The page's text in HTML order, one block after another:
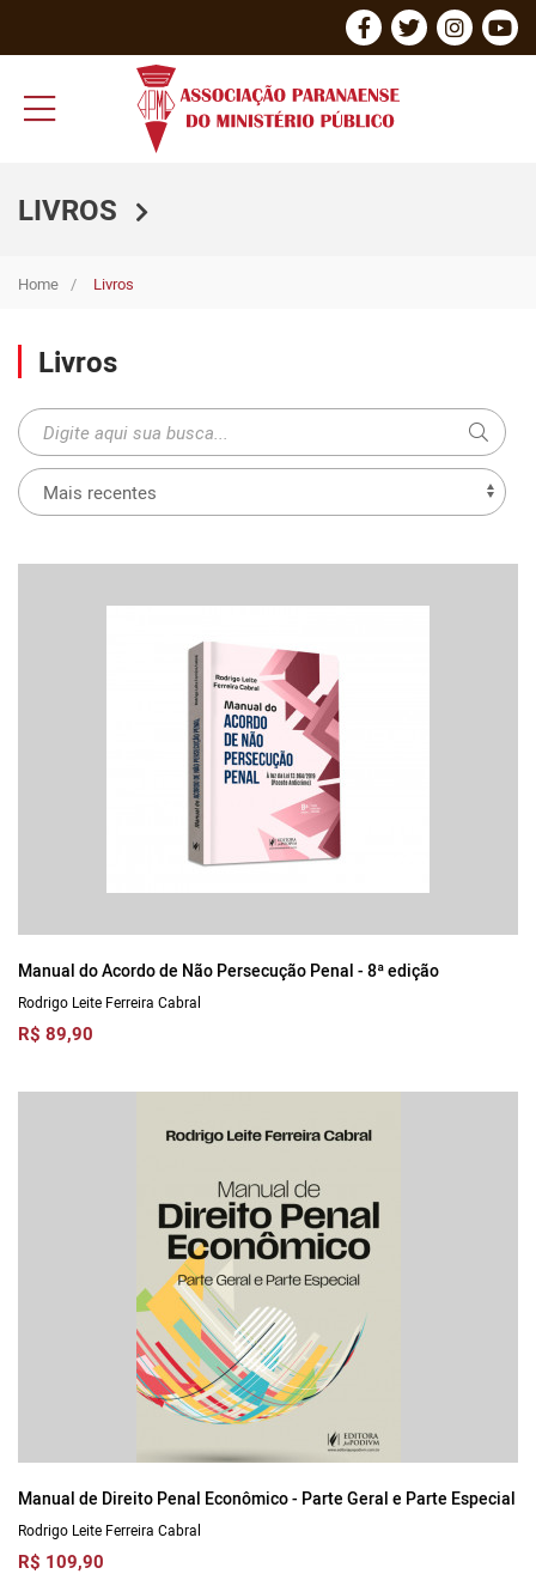
LIVROS
Home Livros
Livros
Manual do Acordo de Não Persecução Penal - 8ª edição
Rodrigo Leite Ferreira Cabral
R$ 89,90
Manual de Direito Penal Econômico - Parte Geral e Parte Especial
Rodrigo Leite Ferreira Cabral
R$ 109,90